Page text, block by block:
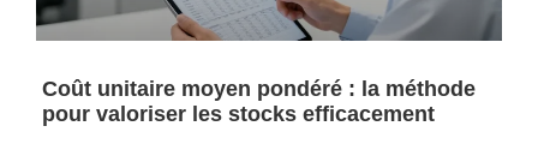
Coût unitaire moyen pondéré : la méthode
pour valoriser les stocks efficacement